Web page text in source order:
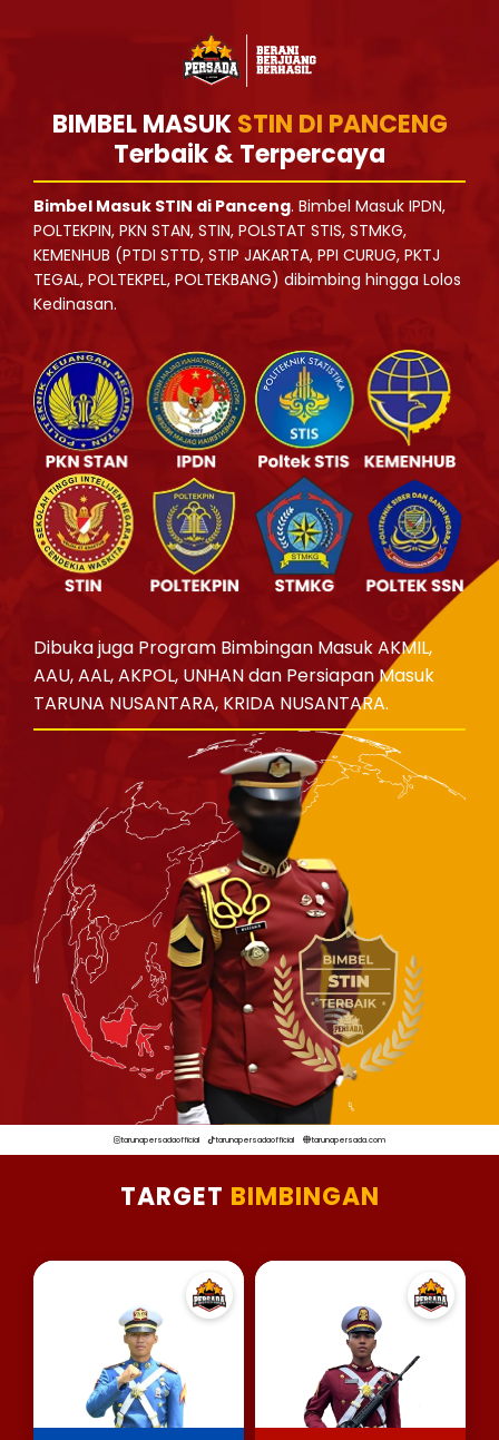
BIMBEL MASUKSTIN DI PANCENG
Terbaik & Terpercaya
Bimbel Masuk STIN di Panceng. Bimbel Masuk IPDN,
POLTEKPIN, PKN STAN, STIN, POLSTAT STIS, STMKG,
KEMENHUB (PTDI STTD, STIP JAKARTA, PPI CURUG, PKTJ
TEGAL, POLTEKPEL, POLTEKBANG) dibimbing hingga Lolos
Kedinasan.
Dibuka juga Program Bimbingan Masuk AKMIL,
AAU, AAL, AKPOL, UNHAN dan Persiapan Masuk
TARUNA NUSANTARA, KRIDA NUSANTARA.
tarunapersadaofficial tarunapersadaofficial tarunapersada.com
TARGET BIMBINGAN